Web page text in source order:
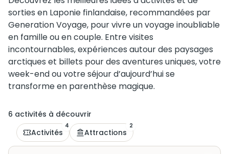
sorties en Laponie finlandaise, recommandées par
Generation Voyage, pour vivre un voyage inoubliable
en famille ou en couple. Entre visites
incontournables, expériences autour des paysages
arctiques et billets pour des aventures uniques, votre
week-end ou votre séjour d’aujourd’hui se
transforme en parenthèse magique.
6 activités à découvrir
Activités
4
Attractions
2